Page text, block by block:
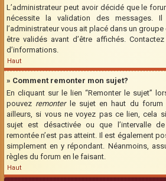
L’administrateur peut avoir décidé que le
nécessite la validation des messages.
l’administrateur vous ait placé dans un
être validés avant d’être affichés.
d’informations.
Haut
» Comment remonter mon sujet?
En cliquant sur le lien “Remonter le sujet”
pouvez remonterle sujet en haut du forum
ailleurs, si vous ne voyez pas ce lien, cela
sujet est désactivée ou que l’intervalle
remontée n’est pas atteint. Il est également
simplement en y répondant. Néanmoins,
règles du forum en le faisant.
Haut